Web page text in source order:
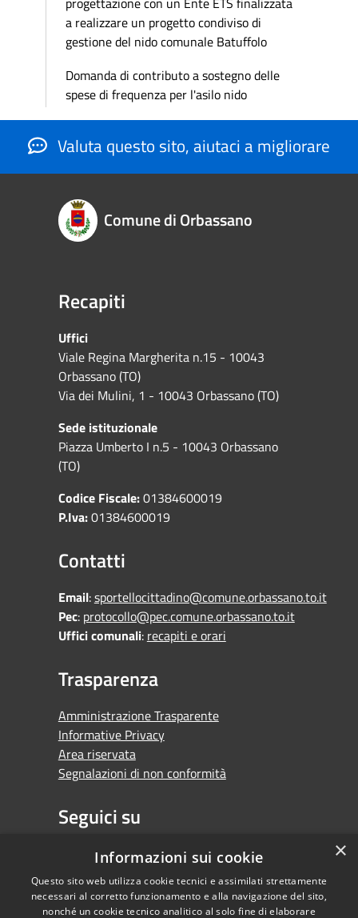
a realizzare un progetto condiviso di
gestione del nido comunale Batuffolo
Domanda di contributo a sostegno delle
spese di frequenza per l'asilo nido
Valuta questo sito, aiutaci a migliorare
Comune di Orbassano
Recapiti
Uffici
Viale Regina Margherita n.15 - 10043
Orbassano (TO)
Via dei Mulini, 1 - 10043 Orbassano (TO)
Sede istituzionale
Piazza Umberto I n.5 - 10043 Orbassano
(TO)
Codice Fiscale:01384600019
P.Iva:01384600019
Contatti
Email:sportellocittadino@comune.orbassano.to.it
Pec: protocollo@pec.comune.orbassano.to.it
Uffici comunali: recapiti e orari
Trasparenza
Amministrazione Trasparente
Informative Privacy
Area riservata
Segnalazioni di non conformità
Seguici su
FacebookYoutubeWhatsapp ×
Informazioni sui cookie
Questo sito web utilizza cookie tecnici e assimilati strettamente
necessari al corretto funzionamento e alla navigazione del sito,
nonché un cookie tecnico analitico al solo fine di elaborare